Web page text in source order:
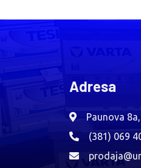
Adresa
Paunova
(381) 069